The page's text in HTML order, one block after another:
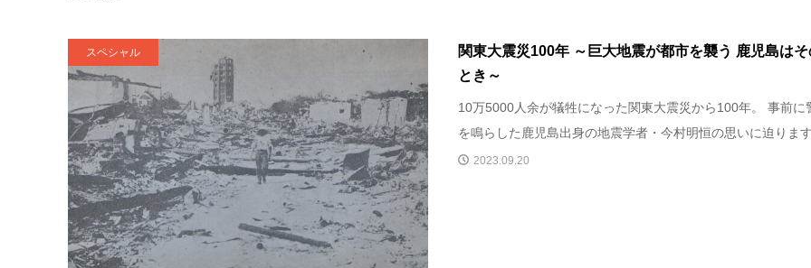
スペシャル
関東大震災100年 ～巨大地震が都市を襲う 鹿児島はそ
とき～
10万5000人余が犠牲になった関東大震災から100年。 事前に
を鳴らした鹿児島出身の地震学者・今村明恒の思いに迫ります
2023.09.20